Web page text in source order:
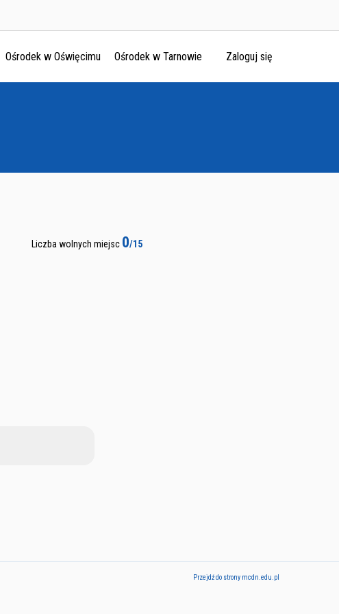
Ośrodek w Oświęcimu Ośrodek w Tarnowie Zaloguj się
Liczba wolnych miejsc 0/15
Przejdź do strony mcdn.edu.pl